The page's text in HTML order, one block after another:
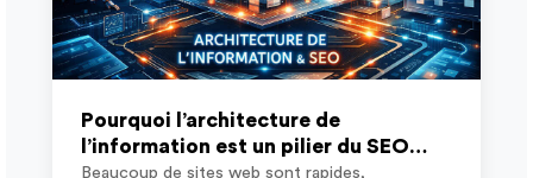
Pourquoi l’architecture de
l’information est un pilier du SEO
moderne
Beaucoup de sites web sont rapides,